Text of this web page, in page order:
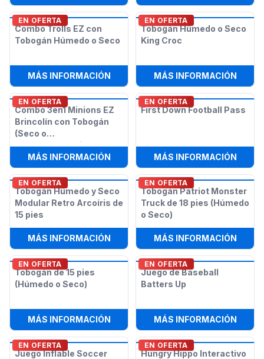
EN OFERTA
Combo Trolls EZ con
Tobogán Húmedo o Seco
MÁS INFORMACIÓN: COMBO TROLLS EZ CON
EN OFERTA
Tobogán Húmedo o Seco
King Croc
MÁS INFORMACIÓN:
EN OFERTA
Combo 3en1 Minions EZ
Brincolín con Tobogán
(Seco o
Húmedo/Acuático)
MÁS INFORMACIÓN: COMBO 3EN1 MINIONS EZ
EN OFERTA
First Down Football Pass
MÁS INFORMACIÓN:
EN OFERTA
Tobogán Húmedo y Seco
Modular Retro Arcoíris de
15 pies
MÁS INFORMACIÓN: TOBOGÁN HÚMEDO Y SECO
EN OFERTA
Tobogán Patriot Monster
Truck de 18 pies (Húmedo
o Seco)
MÁS INFORMACIÓN:
EN OFERTA
Tobogán de 15 pies
(Húmedo o Seco)
MÁS INFORMACIÓN: TOBOGÁN DE 15 PIES (HÚMEDO O
EN OFERTA
Juego de Baseball
Batters Up
MÁS INFORMACIÓN:
EN OFERTA
Juego Inflable Soccer
EN OFERTA
Hungry Hippo Interactivo